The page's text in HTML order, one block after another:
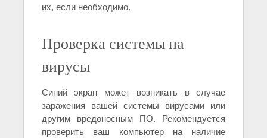
их, если необходимо.
Проверка системы на
вирусы
Синий экран может возникать в случае
заражения вашей системы вирусами или
другим вредоносным ПО. Рекомендуется
проверить ваш компьютер на наличие